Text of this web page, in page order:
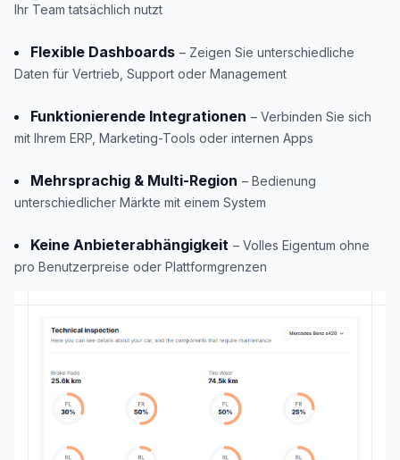
Ihr Team tatsächlich nutzt
Flexible Dashboards – Zeigen Sie unterschiedliche
Daten für Vertrieb, Support oder Management
Funktionierende Integrationen – Verbinden Sie sich
mit Ihrem ERP, Marketing-Tools oder internen Apps
Mehrsprachig & Multi-Region – Bedienung
unterschiedlicher Märkte mit einem System
Keine Anbieterabhängigkeit – Volles Eigentum ohne
pro Benutzerpreise oder Plattformgrenzen